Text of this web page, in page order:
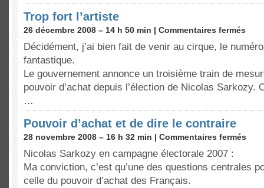
Trop fort l’artiste
26 décembre 2008 – 14 h 50 min | Commentaires fermés
Décidément, j’ai bien fait de venir au cirque, le
fantastique.
Le gouvernement annonce un troisième train de
pouvoir d’achat depuis l’élection de Nicolas Sarkozy.
…
Pouvoir d’achat et de dire le contraire
28 novembre 2008 – 16 h 32 min | Commentaires fermés
Nicolas Sarkozy en campagne électorale 2007 :
Ma conviction, c’est qu’une des questions centrales
celle du pouvoir d’achat des Français.